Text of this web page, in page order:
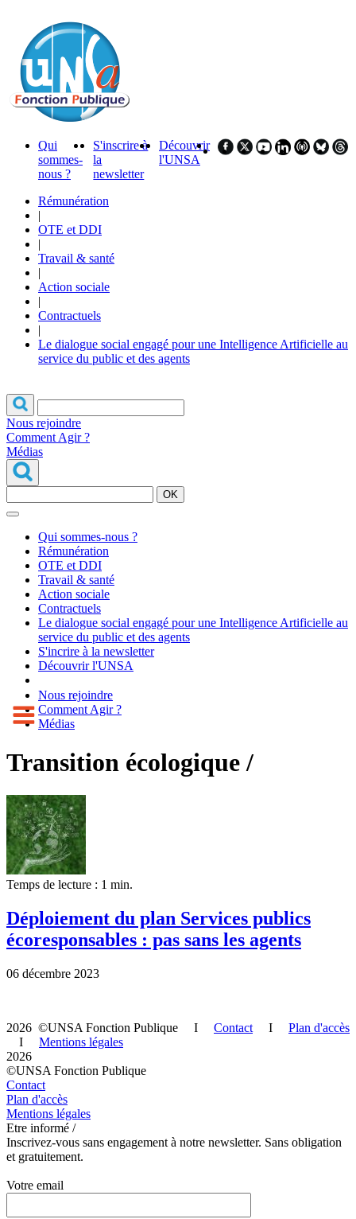
Qui
sommes-
nous ?
S'inscrire à
la
newsletter
Découvrir
l'UNSA
Rémunération
|
OTE et DDI
|
Travail & santé
|
Action sociale
|
Contractuels
|
Le dialogue social engagé pour une Intelligence Artificielle au
service du public et des agents
Nous rejoindre
Comment Agir ?
Médias
OK
Qui sommes-nous ?
Rémunération
OTE et DDI
Travail & santé
Action sociale
Contractuels
Le dialogue social engagé pour une Intelligence Artificielle au
service du public et des agents
S'incrire à la newsletter
Découvrir l'UNSA
Nous rejoindre
Comment Agir ?
Médias
Transition écologique /
Temps de lecture : 1 min.
Déploiement du plan Services publics
écoresponsables : pas sans les agents
06 décembre 2023
2026 ©UNSA Fonction Publique I Contact I Plan d'accès
I Mentions légales
2026
©UNSA Fonction Publique
Contact
Plan d'accès
Mentions légales
Etre informé /
Inscrivez-vous sans engagement à notre newsletter. Sans obligation
et gratuitement.
Votre email